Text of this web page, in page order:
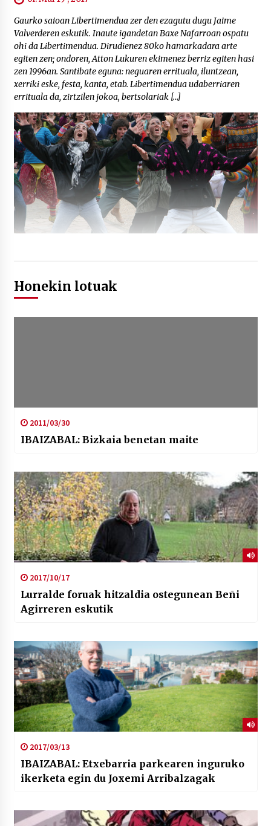
Gaurko saioan Libertimendua zer den ezagutu dugu Jaime
Valverderen eskutik. Inaute igandetan Baxe Nafarroan ospatu
ohi da Libertimendua. Dirudienez 80ko hamarkadara arte
egiten zen; ondoren, Atton Lukuren ekimenez berriz egiten hasi
zen 1996an. Santibate eguna: neguaren errituala, iluntzean,
xerriki eske, festa, kanta, etab. Libertimendua udaberriaren
errituala da, zirtzilen jokoa, bertsolariak […]
Honekin lotuak
2011/03/30
IBAIZABAL: Bizkaia benetan maite
2017/10/17
Lurralde foruak hitzaldia ostegunean Beñi
Agirreren eskutik
2017/03/13
IBAIZABAL: Etxebarria parkearen inguruko
ikerketa egin du Joxemi Arribalzagak